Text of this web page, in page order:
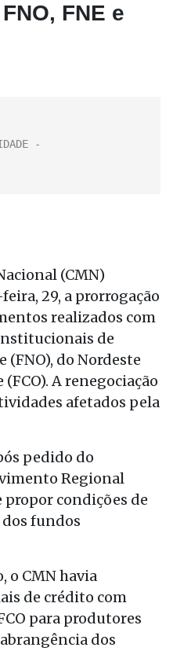
FNE e
(CMN)
29, a prorrogação
realizados com
de
do Nordeste
A renegociação
afetados pela
pedido do
Regional
propor condições de
fundos
o CMN havia
de crédito com
para produtores
dos